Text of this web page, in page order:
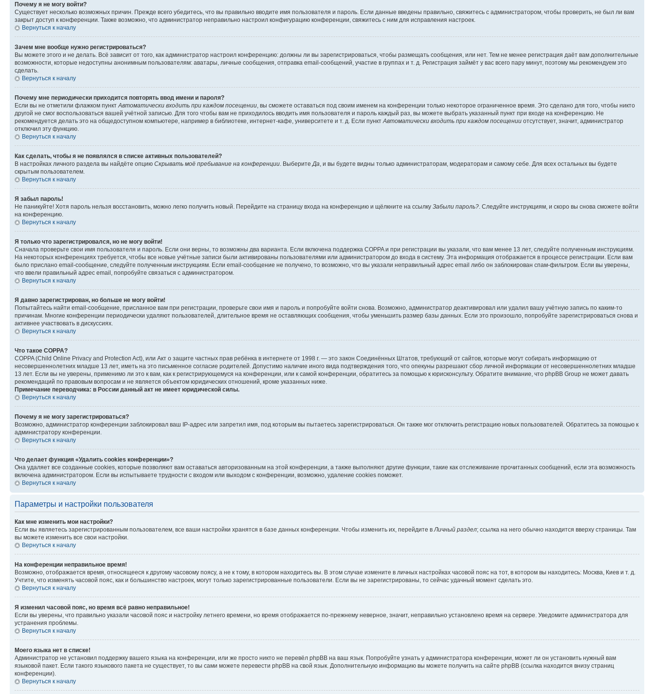
Почему я не могу войти?
Существует несколько возможных причин. Прежде всего убедитесь, что вы правильно вводите имя пользователя и пароль. Если данные введены правильно, свяжитесь с администратором, чтобы проверить, не был ли вам
закрыт доступ к конференции. Также возможно, что администратор неправильно настроил конфигурацию конференции, свяжитесь с ним для исправления настроек.
Вернуться к началу
Зачем мне вообще нужно регистрироваться?
Вы можете этого и не делать. Всё зависит от того, как администратор настроил конференцию: должны ли вы зарегистрироваться, чтобы размещать сообщения, или нет. Тем не менее регистрация даёт вам дополнительные
возможности, которые недоступны анонимным пользователям: аватары, личные сообщения, отправка email-сообщений, участие в группах и т. д. Регистрация займёт у вас всего пару минут, поэтому мы рекомендуем это
сделать.
Вернуться к началу
Почему мне периодически приходится повторять ввод имени и пароля?
Если вы не отметили флажком пункт Автоматически входить при каждом посещении , вы сможете оставаться под своим именем на конференции только некоторое ограниченное время. Это сделано для того, чтобы никто
другой не смог воспользоваться вашей учётной записью. Для того чтобы вам не приходилось вводить имя пользователя и пароль каждый раз, вы можете выбрать указанный пункт при входе на конференцию. Не
рекомендуется делать это на общедоступном компьютере, например в библиотеке, интернет-кафе, университете и т. д. Если пункт Автоматически входить при каждом посещении отсутствует, значит, администратор
отключил эту функцию.
Вернуться к началу
Как сделать, чтобы я не появлялся в списке активных пользователей?
В настройках личного раздела вы найдёте опцию Скрывать моё пребывание на конференции . Выберите Да , и вы будете видны только администраторам, модераторам и самому себе. Для всех остальных вы будете
скрытым пользователем.
Вернуться к началу
Я забыл пароль!
Не паникуйте! Хотя пароль нельзя восстановить, можно легко получить новый. Перейдите на страницу входа на конференцию и щёлкните на ссылку Забыли пароль? . Следуйте инструкциям, и скоро вы снова сможете войти
на конференцию.
Вернуться к началу
Я только что зарегистрировался, но не могу войти!
Сначала проверьте свои имя пользователя и пароль. Если они верны, то возможны два варианта. Если включена поддержка COPPA и при регистрации вы указали, что вам менее 13 лет, следуйте полученным инструкциям.
На некоторых конференциях требуется, чтобы все новые учётные записи были активированы пользователями или администратором до входа в систему. Эта информация отображается в процессе регистрации. Если вам
было прислано email-сообщение, следуйте полученным инструкциям. Если email-сообщение не получено, то возможно, что вы указали неправильный адрес email либо он заблокирован спам-фильтром. Если вы уверены,
что ввели правильный адрес email, попробуйте связаться с администратором.
Вернуться к началу
Я давно зарегистрирован, но больше не могу войти!
Попытайтесь найти email-сообщение, присланное вам при регистрации, проверьте свои имя и пароль и попробуйте войти снова. Возможно, администратор деактивировал или удалил вашу учётную запись по каким-то
причинам. Многие конференции периодически удаляют пользователей, длительное время не оставляющих сообщения, чтобы уменьшить размер базы данных. Если это произошло, попробуйте зарегистрироваться снова и
активнее участвовать в дискуссиях.
Вернуться к началу
Что такое COPPA?
COPPA (Child Online Privacy and Protection Act), или Акт о защите частных прав ребёнка в интернете от 1998 г. — это закон Соединённых Штатов, требующий от сайтов, которые могут собирать информацию от
несовершеннолетних младше 13 лет, иметь на это письменное согласие родителей. Допустимо наличие иного вида подтверждения того, что опекуны разрешают сбор личной информации от несовершеннолетних младше
13 лет. Если вы не уверены, применимо ли это к вам, как к регистрирующемуся на конференции, или к самой конференции, обратитесь за помощью к юрисконсульту. Обратите внимание, что phpBB Group не может давать
рекомендаций по правовым вопросам и не является объектом юридических отношений, кроме указанных ниже.
Примечание переводчика: в России данный акт не имеет юридической силы.
Вернуться к началу
Почему я не могу зарегистрироваться?
Возможно, администратор конференции заблокировал ваш IP-адрес или запретил имя, под которым вы пытаетесь зарегистрироваться. Он также мог отключить регистрацию новых пользователей. Обратитесь за помощью к
администратору конференции.
Вернуться к началу
Что делает функция «Удалить cookies конференции»?
Она удаляет все созданные cookies, которые позволяют вам оставаться авторизованным на этой конференции, а также выполняют другие функции, такие как отслеживание прочитанных сообщений, если эта возможность
включена администратором. Если вы испытываете трудности с входом или выходом с конференции, возможно, удаление cookies поможет.
Вернуться к началу
Параметры и настройки пользователя
Как мне изменить мои настройки?
Если вы являетесь зарегистрированным пользователем, все ваши настройки хранятся в базе данных конференции. Чтобы изменить их, перейдите в Личный раздел; ссылка на него обычно находится вверху страницы. Там
вы можете изменить все свои настройки.
Вернуться к началу
На конференции неправильное время!
Возможно, отображается время, относящееся к другому часовому поясу, а не к тому, в котором находитесь вы. В этом случае измените в личных настройках часовой пояс на тот, в котором вы находитесь: Москва, Киев и т. д.
Учтите, что изменять часовой пояс, как и большинство настроек, могут только зарегистрированные пользователи. Если вы не зарегистрированы, то сейчас удачный момент сделать это.
Вернуться к началу
Я изменил часовой пояс, но время всё равно неправильное!
Если вы уверены, что правильно указали часовой пояс и настройку летнего времени, но время отображается по-прежнему неверное, значит, неправильно установлено время на сервере. Уведомите администратора для
устранения проблемы.
Вернуться к началу
Моего языка нет в списке!
Администратор не установил поддержку вашего языка на конференции, или же просто никто не перевёл phpBB на ваш язык. Попробуйте узнать у администратора конференции, может ли он установить нужный вам
языковой пакет. Если такого языкового пакета не существует, то вы сами можете перевести phpBB на свой язык. Дополнительную информацию вы можете получить на сайте phpBB (ссылка находится внизу страниц
конференции).
Вернуться к началу